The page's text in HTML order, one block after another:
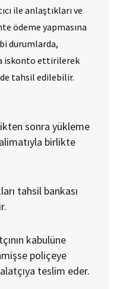
ile anlaştıkları ve
ödeme yapmasına
durumlarda,
iskonto ettirilerek
tahsil edilebilir.
sonra yükleme
birlikte
tahsil bankası
kabulüne
poliçeye
teslim eder.